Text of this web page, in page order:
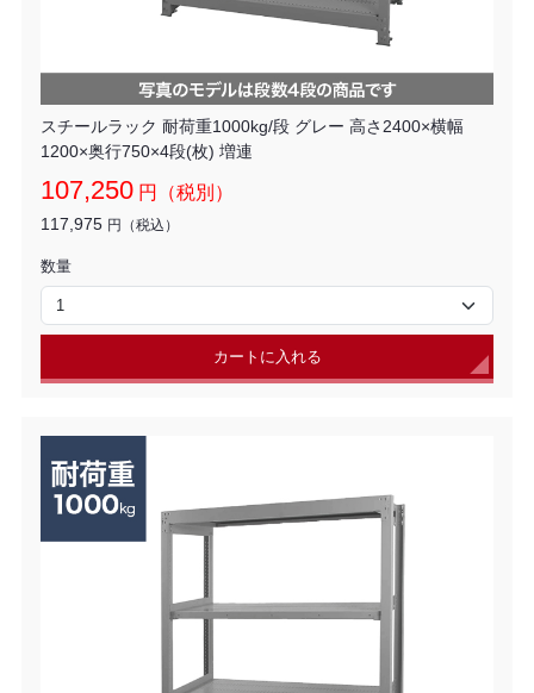
スチールラック 耐荷重1000kg/段 グレー 高さ2400×横幅
1200×奥行750×4段(枚) 増連
107,250 円（税別）
117,975 円（税込）
数量
カートに入れる